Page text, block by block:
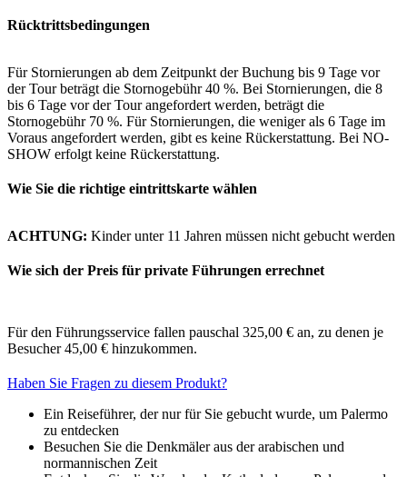
Rücktrittsbedingungen
Für Stornierungen ab dem Zeitpunkt der Buchung bis 9 Tage vor
der Tour beträgt die Stornogebühr 40 %. Bei Stornierungen, die 8
bis 6 Tage vor der Tour angefordert werden, beträgt die
Stornogebühr 70 %. Für Stornierungen, die weniger als 6 Tage im
Voraus angefordert werden, gibt es keine Rückerstattung. Bei NO-
SHOW erfolgt keine Rückerstattung.
Wie Sie die richtige eintrittskarte wählen
ACHTUNG: Kinder unter 11 Jahren müssen nicht gebucht werden
Wie sich der Preis für private Führungen errechnet
Für den Führungsservice fallen pauschal 325,00 € an, zu denen je
Besucher 45,00 € hinzukommen.
Haben Sie Fragen zu diesem Produkt?
Ein Reiseführer, der nur für Sie gebucht wurde, um Palermo
zu entdecken
Besuchen Sie die Denkmäler aus der arabischen und
normannischen Zeit